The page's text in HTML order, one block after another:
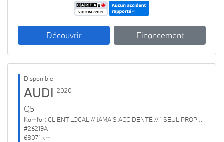
Découvrir Financement
Disponible
AUDI 2020
Q5
Komfort CLIENT LOCAL // JAMAIS ACCIDENTÉ // 1 SEUL PROPRIO
#26219A
68071 km